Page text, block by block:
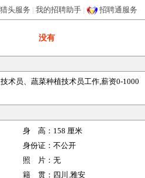
猎头服务 | 我的招聘助手 | 招聘通服务
没有
术员、蔬菜种植技术员工作,薪资0-1000
身 高： 158 厘米
身份证： 不公开
照 片： 无
籍 贯： 四川.雅安